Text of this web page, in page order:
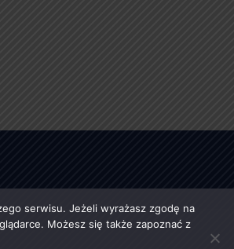
serwisu. Jeżeli wyrażasz zgodę na
Możesz się także zapoznać z